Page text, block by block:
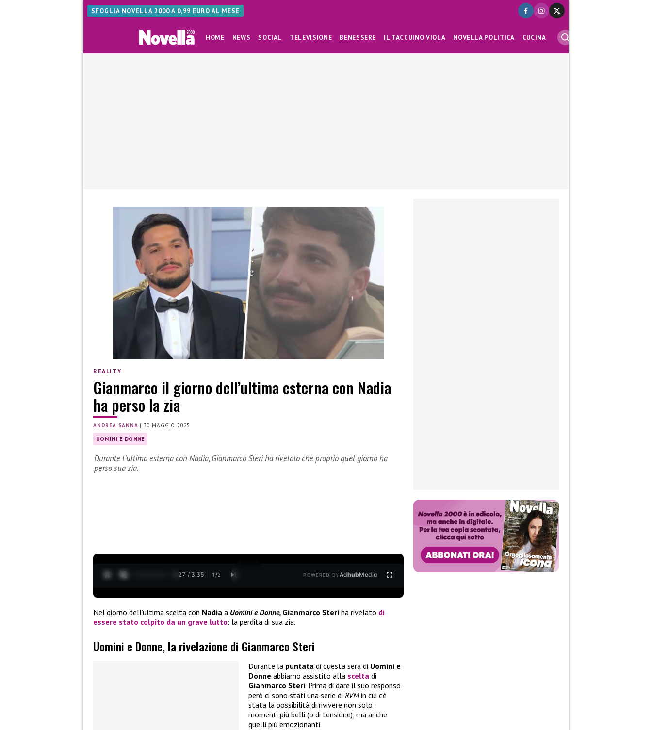
SFOGLIA NOVELLA 2000 A 0,99 EURO AL MESE
HOME NEWS SOCIAL TELEVISIONE BENESSERE IL TACCUINO VIOLA NOVELLA POLITICA CUCINA
REALITY
Gianmarco il giorno dell’ultima esterna con Nadia
ha perso la zia
ANDREA SANNA |30 MAGGIO 2025
UOMINI E DONNE
Durante l’ultima esterna con Nadia, Gianmarco Steri ha rivelato che proprio quel giorno ha
perso sua zia.
0:28 / 3:35 1 /2 POWERED BYAdhubMedia
Nel giorno dell’ultima scelta con Nadia a Uomini e Donne, Gianmarco Steri ha rivelato di
essere stato colpito da un grave lutto: la perdita di sua zia.
Uomini e Donne, la rivelazione di Gianmarco Steri
Durante la puntata di questa sera di Uomini e
Donne abbiamo assistito alla scelta di
Gianmarco Steri. Prima di dare il suo responso
però ci sono stati una serie di RVMin cui c’è
stata la possibilità di rivivere non solo i
momenti più belli (o di tensione), ma anche
quelli più emozionanti.